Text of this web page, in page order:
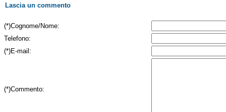
Lascia un commento
(*)Cognome/Nome:
Telefono:
(*)E-mail:
(*)Commento: